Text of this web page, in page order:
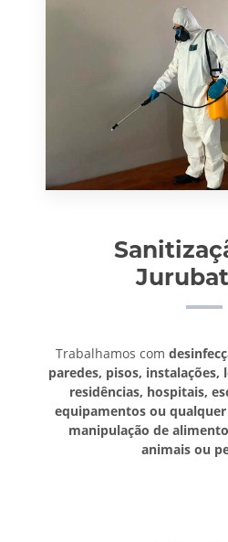
Trabalhamos com
paredes, pisos, instalações,
residências, hospitais,
equipamentos ou
manipulação de
animais ou